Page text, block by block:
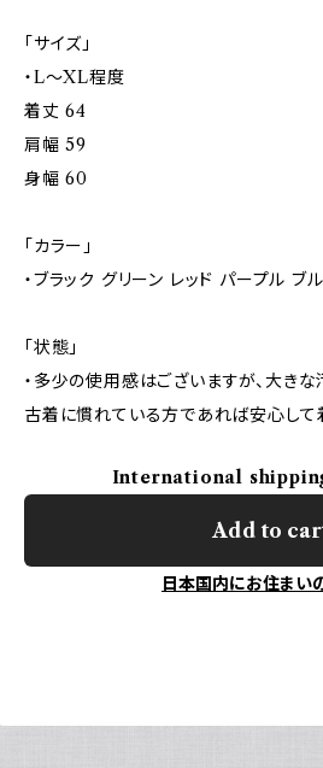
「サイズ」
・L～XL程度
着丈 64
肩幅 59
身幅 60
「カラー」
・ブラック グリーン レッド パープル ブ
「状態」
・多少の使用感はございますが、大きな
古着に慣れている方であれば安心して
International
Add to
日本国内にお住まい